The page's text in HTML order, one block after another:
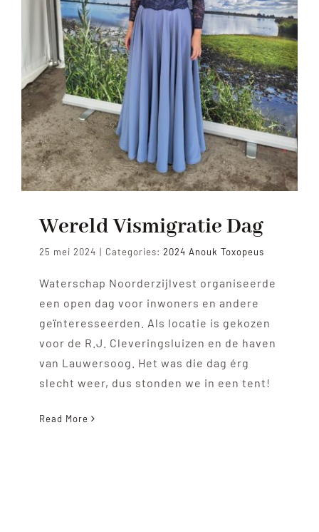
Wereld Vismigratie Dag
25 mei 2024 | Categories: 2024 Anouk Toxopeus
Waterschap Noorderzijlvest organiseerde
een open dag voor inwoners en andere
geïnteresseerden. Als locatie is gekozen
voor de R.J. Cleveringsluizen en de haven
van Lauwersoog. Het was die dag érg
slecht weer, dus stonden we in een tent!
Read More